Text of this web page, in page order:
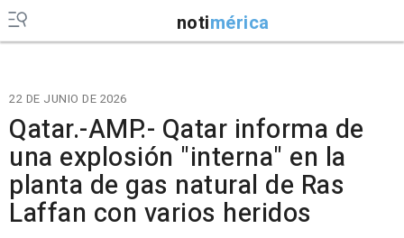
notimérica
22 DE JUNIO DE 2026
Qatar.-AMP.- Qatar informa de
una explosión "interna" en la
planta de gas natural de Ras
Laffan con varios heridos